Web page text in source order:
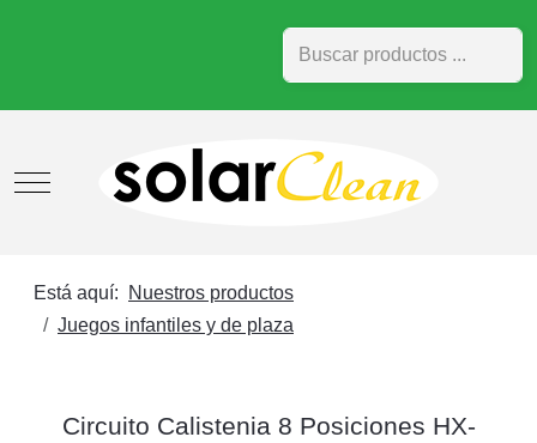
Buscar
Mobile Menu Toggle
Está aquí:
Nuestros productos
Juegos infantiles y de plaza
Circuito Calistenia 8 Posiciones HX-